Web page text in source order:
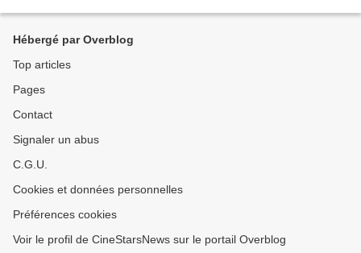
Hébergé par Overblog
Top articles
Pages
Contact
Signaler un abus
C.G.U.
Cookies et données personnelles
Préférences cookies
Voir le profil de CineStarsNews sur le portail Overblog